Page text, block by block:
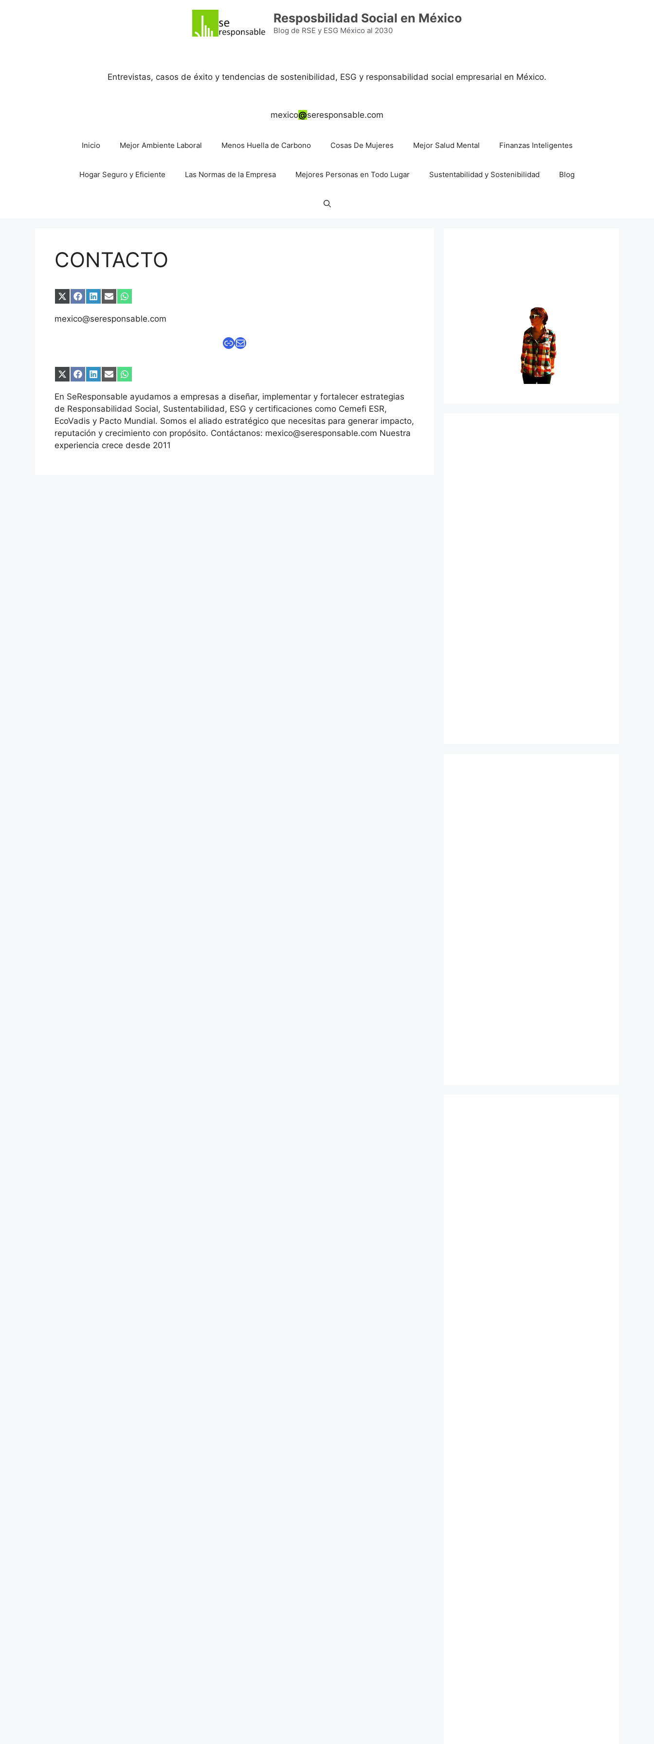
Resposbilidad Social en México
Blog de RSE y ESG México al 2030
Entrevistas, casos de éxito y tendencias de sostenibilidad, ESG y responsabilidad social empresarial en México.
mexico@seresponsable.com
Inicio Mejor Ambiente Laboral Menos Huella de Carbono Cosas De Mujeres Mejor Salud Mental Finanzas Inteligentes
Hogar Seguro y Eficiente Las Normas de la Empresa Mejores Personas en Todo Lugar Sustentabilidad y Sostenibilidad Blog
CONTACTO
Compartir
X
(Twitter)
Compartir
Facebook
Compartir
LinkedIn
Compartir
Email
Compartir
WhatsApp
mexico@seresponsable.com
Enlace
Correo electrónico
Compartir
X
(Twitter)
Compartir
Facebook
Compartir
LinkedIn
Compartir
Email
Compartir
WhatsApp
En SeResponsable ayudamos a empresas a diseñar, implementar y fortalecer estrategias
de Responsabilidad Social, Sustentabilidad, ESG y certificaciones como Cemefi ESR,
EcoVadis y Pacto Mundial. Somos el aliado estratégico que necesitas para generar impacto,
reputación y crecimiento con propósito. Contáctanos: mexico@seresponsable.com Nuestra
experiencia crece desde 2011